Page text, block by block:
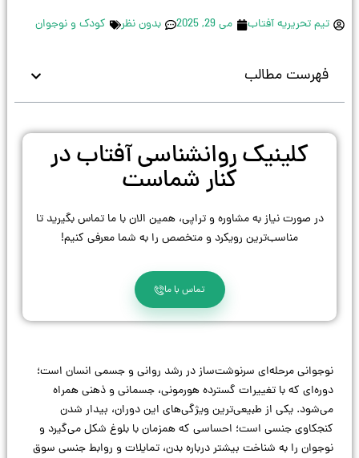
تیم تحریریه آفتاب می 29, 2025 بدون نظر کودک و نوجوان
فهرست مطالب
کلینیک روانشناسی آفتاب در
کنار شماست
در صورت نیاز به مشاوره و تراپی، همین الان با ما تماس بگیرید تا
مناسب‌ترین رویکرد و متخصص را به شما معرفی کنیم!
تماس با ما
نوجوانی مرحله‌ای سرنوشت‌ساز در رشد روانی و جسمی انسان است؛
دوره‌ای که با تغییرات گسترده هورمونی، جسمانی و ذهنی همراه
می‌شود. یکی از طبیعی‌ترین ویژگی‌های این دوران، بیدار شدن
کنجکاوی جنسی است؛ احساسی که همزمان با بلوغ شکل می‌گیرد و
نوجوان را به شناخت بیشتر درباره بدن، تمایلات و روابط جنسی سوق